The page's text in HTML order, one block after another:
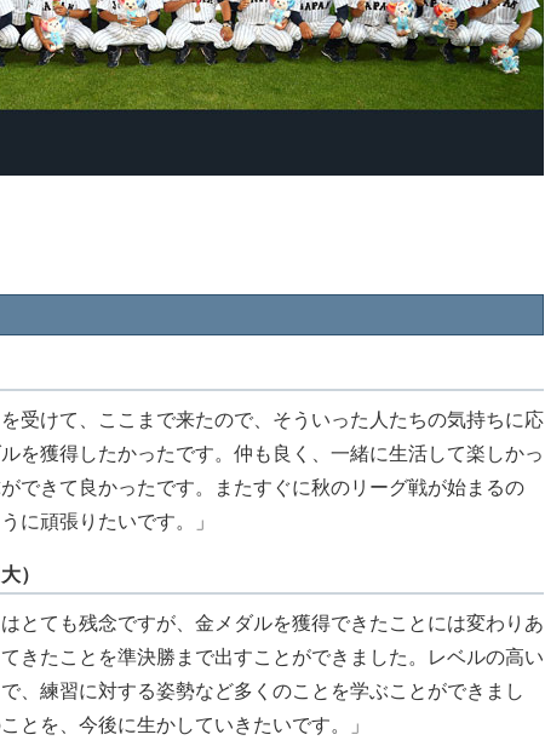
受けて、ここまで来たので、そういった人たちの気持ちに応
を獲得したかったです。仲も良く、一緒に生活して楽しかっ
できて良かったです。またすぐに秋のリーグ戦が始まるの
に頑張りたいです。」
）
とても残念ですが、金メダルを獲得できたことには変わりあ
きたことを準決勝まで出すことができました。レベルの高い
、練習に対する姿勢など多くのことを学ぶことができまし
とを、今後に生かしていきたいです。」